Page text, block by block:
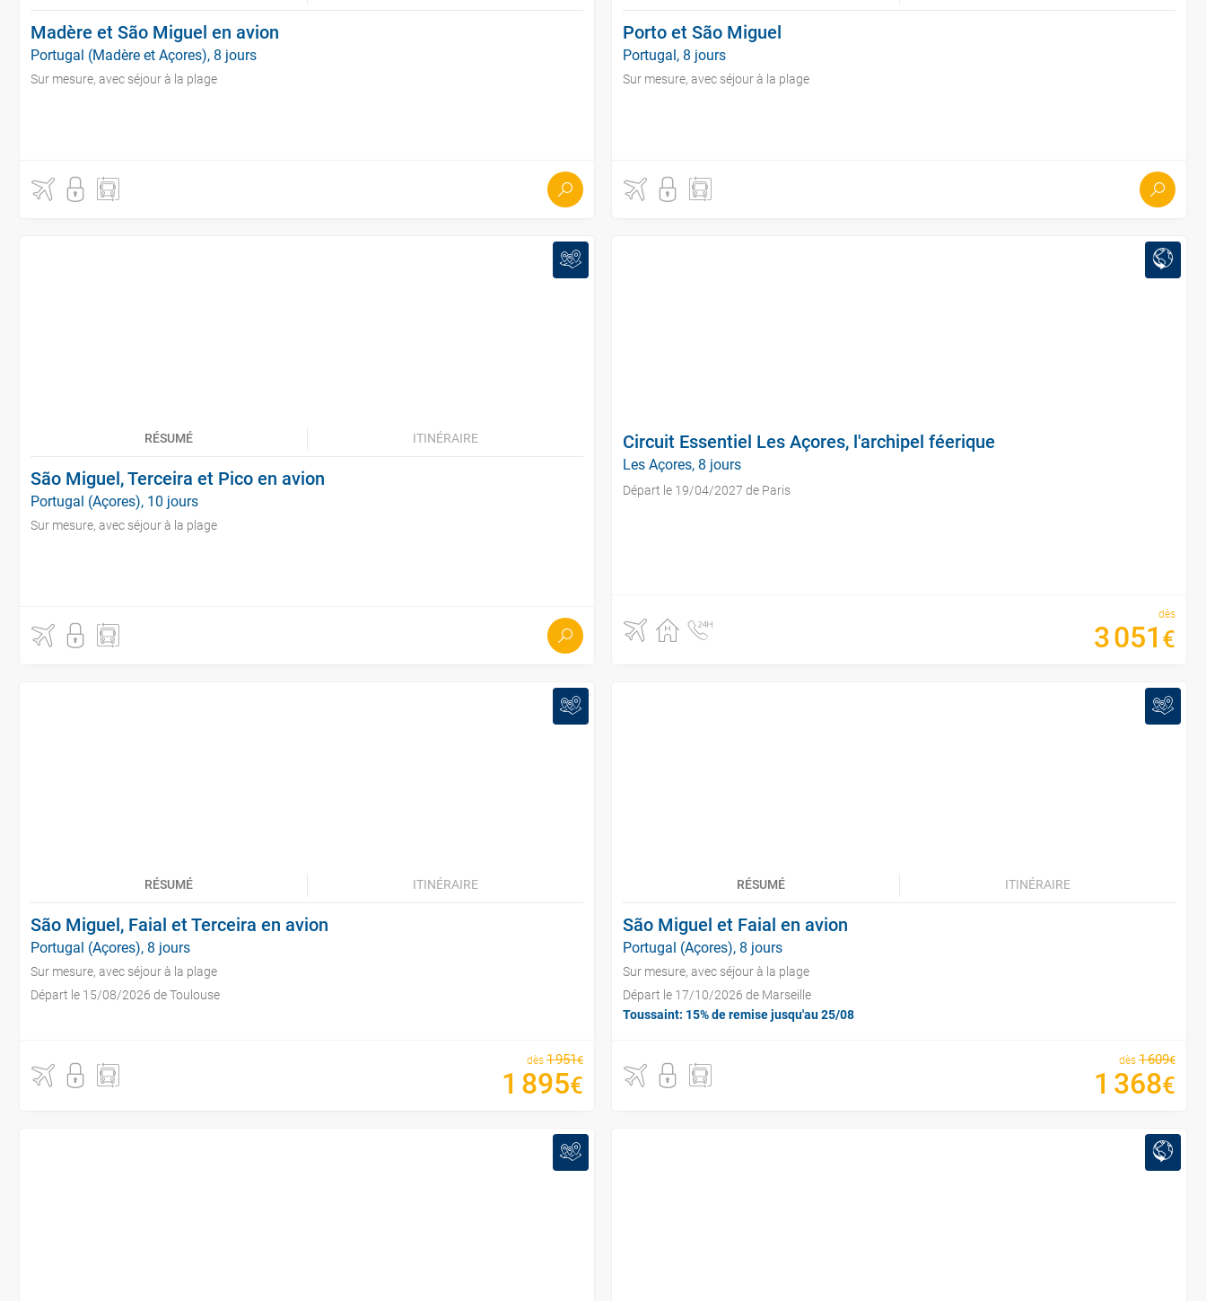
Madère et São Miguel en avion
Portugal (Madère et Açores), 8 jours
Sur mesure, avec séjour à la plage
Porto et São Miguel
Portugal, 8 jours
Sur mesure, avec séjour à la plage
RÉSUMÉ ITINÉRAIRE
São Miguel, Terceira et Pico en avion
Portugal (Açores), 10 jours
Sur mesure, avec séjour à la plage
Circuit Essentiel Les Açores, l'archipel féerique
Les Açores, 8 jours
Départ le 19/04/2027 de Paris
dès
3051 €
RÉSUMÉ ITINÉRAIRE
São Miguel, Faial et Terceira en avion
Portugal (Açores), 8 jours
Sur mesure, avec séjour à la plage
Départ le 15/08/2026 de Toulouse
dès 1951€
1 895€
RÉSUMÉ ITINÉRAIRE
São Miguel et Faial en avion
Portugal (Açores), 8 jours
Sur mesure, avec séjour à la plage
Départ le 17/10/2026 de Marseille
Toussaint: 15% de remise jusqu'au 25/08
dès 1609€
1 368€